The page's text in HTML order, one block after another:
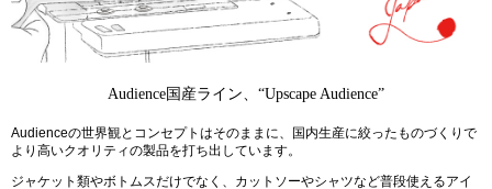
Audience国産ライン、“Upscape Audience”
Audienceの世界観とコンセプトはそのままに、国内生産に絞ったものづくりで
より高いクオリティの製品を打ち出しています。
ジャケット類やボトムスだけでなく、カットソーやシャツなど普段使えるアイ